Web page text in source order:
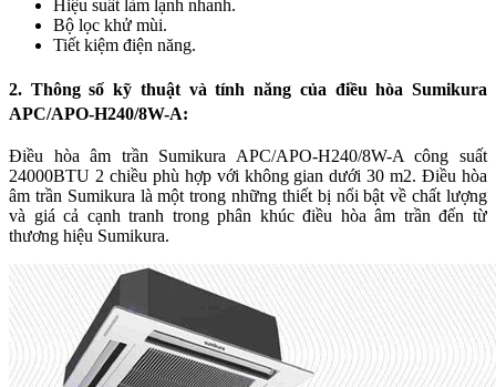
Hiệu suất làm lạnh nhanh.
Bộ lọc khử mùi.
Tiết kiệm điện năng.
2. Thông số kỹ thuật và tính năng của điều hòa Sumikura
APC/APO-H240/8W-A:
Điều hòa âm trần Sumikura APC/APO-H240/8W-A công suất
24000BTU 2 chiều phù hợp với không gian dưới 30 m2. Điều hòa
âm trần Sumikura là một trong những thiết bị nổi bật về chất lượng
và giá cả cạnh tranh trong phân khúc điều hòa âm trần đến từ
thương hiệu Sumikura.